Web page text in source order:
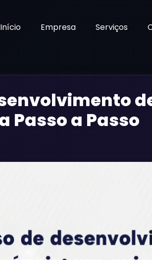
Início Empresa Serviços
Passo a Passo